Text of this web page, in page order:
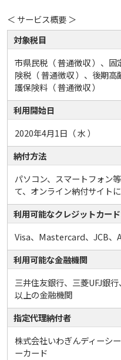
＜ サービス概要 ＞
対象税目
市県民税（ 普通徴収 ）、
険税（ 普通徴収 ）、後期
護保険料（ 普通徴収 ）
利用開始日
2020年4月1日（ 水 ）
納付方法
パソコン、スマートフォン
て、オンライン納付サイト
利用可能なクレジットカー
Visa、Mastercard、JCB
利用可能な金融機関
三井住友銀行、三菱UFJ銀
以上の金融機関
指定代理納付者
株式会社いわぎんディーシ
ーカード